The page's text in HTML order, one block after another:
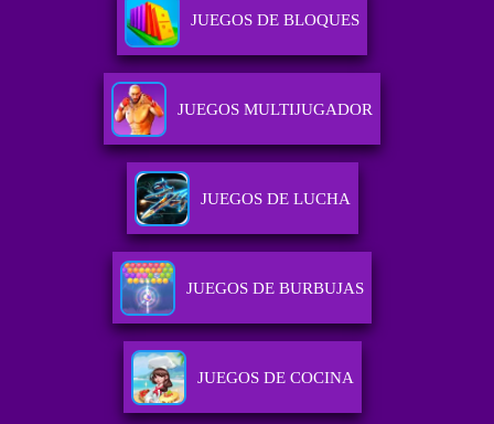
JUEGOS DE BLOQUES
JUEGOS MULTIJUGADOR
JUEGOS DE LUCHA
JUEGOS DE BURBUJAS
JUEGOS DE COCINA